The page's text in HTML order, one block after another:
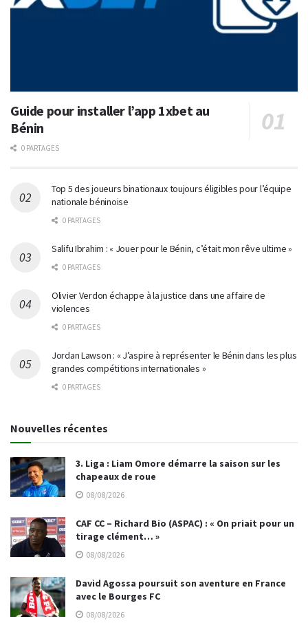
Guide pour installer l’app 1xbet au
Bénin
0 PARTAGES
Top 5 des joueurs binationaux toujours éligibles pour l’équipe
nationale béninoise
0 PARTAGES
Salifu Ibrahim : « Jouer pour le Bénin, c’était mon rêve ultime »
0 PARTAGES
Olivier Verdon échappe à la justice dans une affaire de
violences
0 PARTAGES
Jordan Lawson : « J’aspire à représenter le Bénin dans les plus
grandes compétitions internationales »
0 PARTAGES
Nouvelles récentes
3. Liga : Liam Omore démarre la saison sur les
chapeaux de roue
08/08/2026
CAF CC – Richard Bio (ASPAC) : « On priait pour un
tirage clément… »
08/08/2026
David Agossa poursuit son aventure en France
avec le Bourges FC
08/08/2026